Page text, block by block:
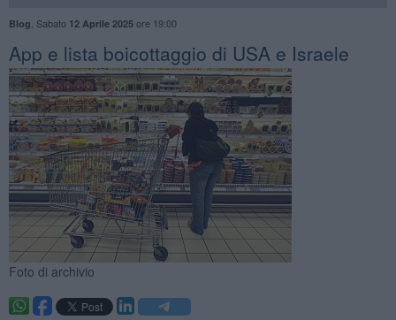
Blog Sabato 12 Aprile 2025ore 19:00
App e lista boicottaggio di USA e Israele
Foto di archivio